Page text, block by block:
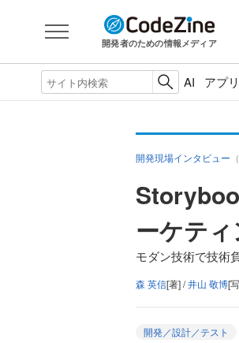
開発者のための情報メディア
AI アプ
開発現場インタビュー
ーケテ
モダン技術で技術
森 英信[著] /井山 敬博[
開発／設計／テスト